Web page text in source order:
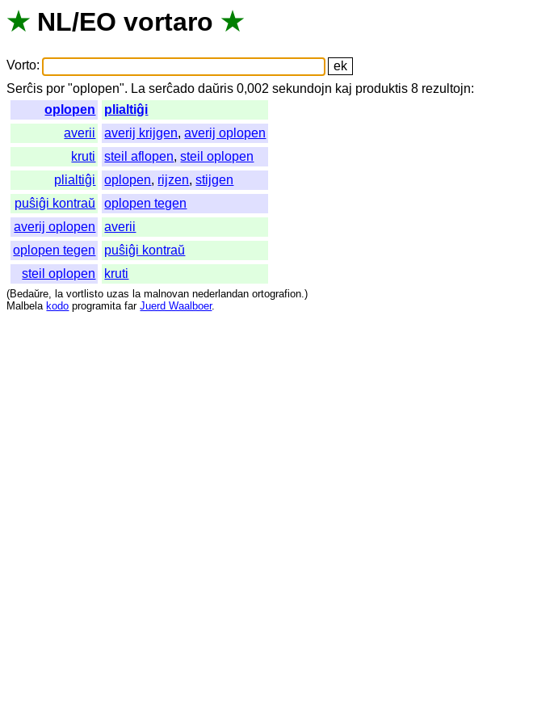
★ NL/EO vortaro ★
Vorto:
Serĉis por "oplopen". La serĉado daŭris 0,002sekundojn kaj produktis 8 rezultojn:
oplopen
plialtiĝi
averii
averij krijgen,averij oplopen
kruti
steil aflopen,steil oplopen
plialtiĝi
oplopen, rijzen,stijgen
puŝiĝi kontraŭ
oplopen tegen
averij oplopen
averii
oplopen tegen
puŝiĝi kontraŭ
steil oplopen
kruti
(Bedaŭre, la vortlisto uzas la malnovan nederlandan ortografion.)
Malbela kodo programita far Juerd Waalboer.